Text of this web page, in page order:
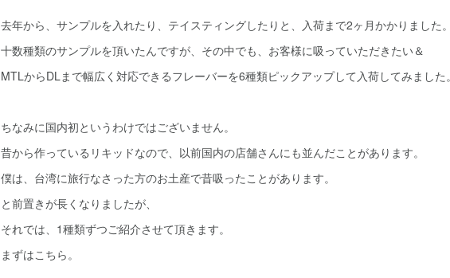
去年から、サンプルを入れたり、テイスティングしたりと、入荷まで2ヶ月かかりました。
十数種類のサンプルを頂いたんですが、その中でも、お客様に吸っていただきたい＆
MTLからDLまで幅広く対応できるフレーバーを6種類ピックアップして入荷してみました。
ちなみに国内初というわけではございません。
昔から作っているリキッドなので、以前国内の店舗さんにも並んだことがあります。
僕は、台湾に旅行なさった方のお土産で昔吸ったことがあります。
と前置きが長くなりましたが、
それでは、1種類ずつご紹介させて頂きます。
まずはこちら。